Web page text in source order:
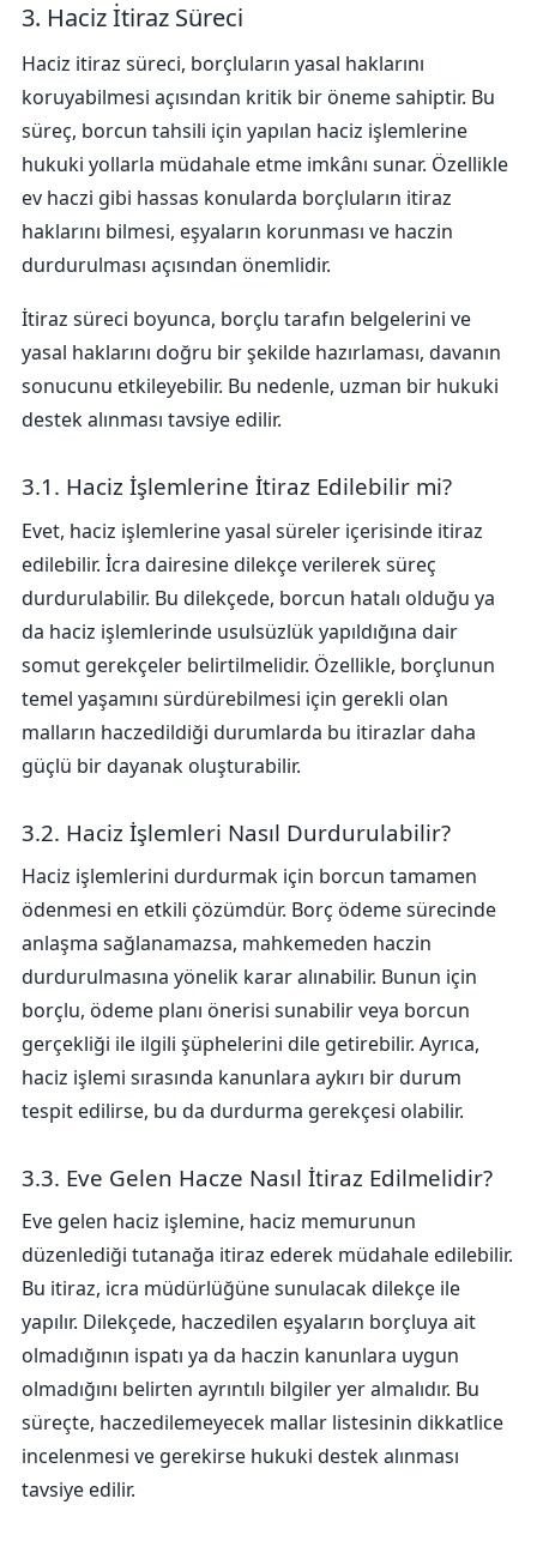
3. Haciz İtiraz Süreci
Haciz itiraz süreci, borçluların yasal haklarını
koruyabilmesi açısından kritik bir öneme sahiptir. Bu
süreç, borcun tahsili için yapılan haciz işlemlerine
hukuki yollarla müdahale etme imkânı sunar. Özellikle
ev haczi gibi hassas konularda borçluların itiraz
haklarını bilmesi, eşyaların korunması ve haczin
durdurulması açısından önemlidir.
İtiraz süreci boyunca, borçlu tarafın belgelerini ve
yasal haklarını doğru bir şekilde hazırlaması, davanın
sonucunu etkileyebilir. Bu nedenle, uzman bir hukuki
destek alınması tavsiye edilir.
3.1. Haciz İşlemlerine İtiraz Edilebilir mi?
Evet, haciz işlemlerine yasal süreler içerisinde itiraz
edilebilir. İcra dairesine dilekçe verilerek süreç
durdurulabilir. Bu dilekçede, borcun hatalı olduğu ya
da haciz işlemlerinde usulsüzlük yapıldığına dair
somut gerekçeler belirtilmelidir. Özellikle, borçlunun
temel yaşamını sürdürebilmesi için gerekli olan
malların haczedildiği durumlarda bu itirazlar daha
güçlü bir dayanak oluşturabilir.
3.2. Haciz İşlemleri Nasıl Durdurulabilir?
Haciz işlemlerini durdurmak için borcun tamamen
ödenmesi en etkili çözümdür. Borç ödeme sürecinde
anlaşma sağlanamazsa, mahkemeden haczin
durdurulmasına yönelik karar alınabilir. Bunun için
borçlu, ödeme planı önerisi sunabilir veya borcun
gerçekliği ile ilgili şüphelerini dile getirebilir. Ayrıca,
haciz işlemi sırasında kanunlara aykırı bir durum
tespit edilirse, bu da durdurma gerekçesi olabilir.
3.3. Eve Gelen Hacze Nasıl İtiraz Edilmelidir?
Eve gelen haciz işlemine, haciz memurunun
düzenlediği tutanağa itiraz ederek müdahale edilebilir.
Bu itiraz, icra müdürlüğüne sunulacak dilekçe ile
yapılır. Dilekçede, haczedilen eşyaların borçluya ait
olmadığının ispatı ya da haczin kanunlara uygun
olmadığını belirten ayrıntılı bilgiler yer almalıdır. Bu
süreçte, haczedilemeyecek mallar listesinin dikkatlice
incelenmesi ve gerekirse hukuki destek alınması
tavsiye edilir.